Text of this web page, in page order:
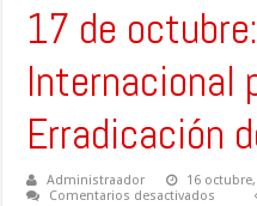
17 de
Internacional
Erradicación
Administraador 16
Comentarios desactivados